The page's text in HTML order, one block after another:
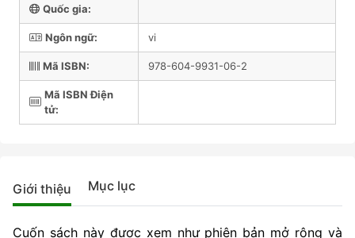
Quốc gia:
Ngôn ngữ: vi
Mã ISBN: 978-604-9931-06-2
Mã ISBN Điện
tử:
Giới thiệu Mục lục
Cuốn sách này được xem như phiên bản mở rộng và